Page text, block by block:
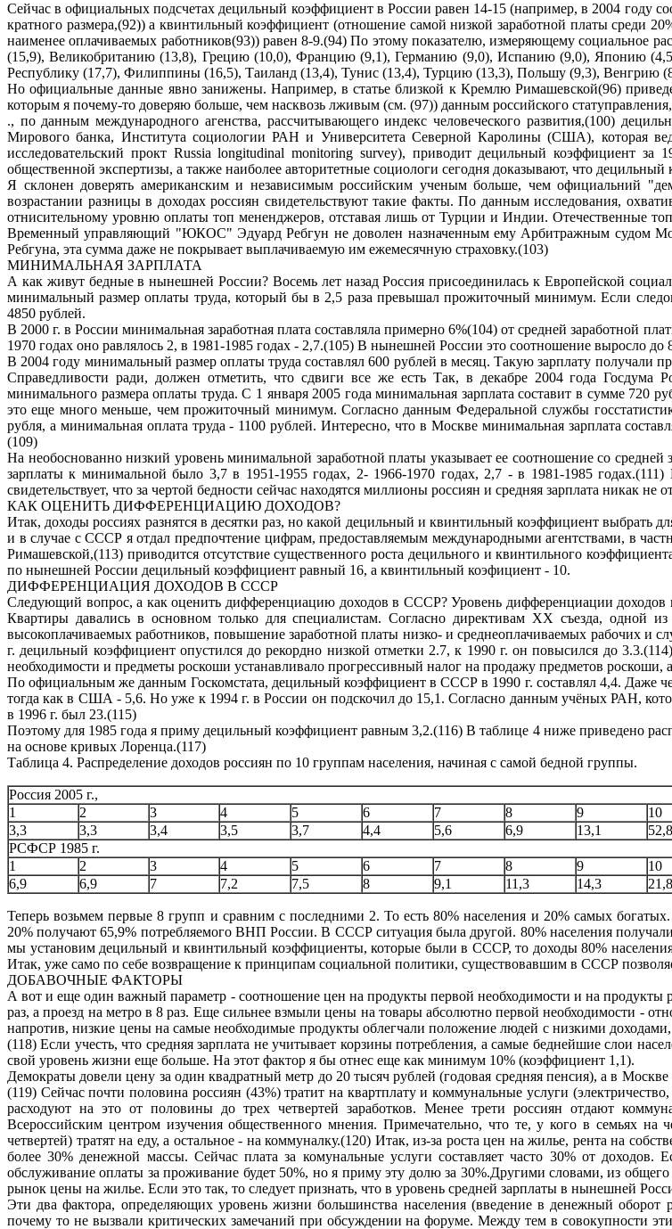
Сейчас в официальных подсчетах децильный коэффициент в России равен 14-15 (например, в 2004 году
кратного размера,(92)) а квинтильный коэффициент (отношение самой низкой заработной платы среди
наименее оплачиваемых работников(93)) равен 8-9.(94) По этому показателю, измеряющему социальное
(15,9), Великобританию (13,8), Грецию (10,0), Францию (9,1), Германию (9,0), Испанию (9,0), Японию
Республику (17,7), Филиппины (16,5), Таиланд (13,4), Тунис (13,4), Турцию (13,3), Польшу (9,3), Венгрию
Но официальные данные явно занижены. Например, в статье близкой к Кремлю Римашевской(96)
которым я почему-то доверяю больше, чем насквозь лживым (см. (97)) данным российского
., по данным международного агенства, рассчитывающего индекс человеческого развития,(100)
Мирового банка, Института социологии РАН и Университета Северной Каролины (США), которая
исследовательский прокт Russia longitudinal monitoring survey), приводит децильный коэффициент
общественной экспертизы, а также наиболее авторитетные социологи сегодня доказывают, что
Я склонен доверять американским и независимым российским ученым больше, чем официальний
возрастании разницы в доходах россиян свидетельствуют такие факты. По данным исследования,
отнисительному уровню оплаты топ мененджеров, отставая лишь от Турции и Индии. Отечественные
Временный управляющий "ЮКОС" Эдуард Ребгун не доволен назначенным ему Арбитражным судом
Ребгуна, эта сумма даже не покрывает выплачиваемую им ежемесячную страховку.(103)
МИНИМАЛЬНАЯ ЗАРПЛАТА
А как живут бедные в нынешней России? Восемь лет назад Россия присоединилась к Европейской
минимальный размер оплаты труда, который бы в 2,5 раза превышал прожиточный минимум. Если
4850 рублей.
В 2000 г. в России минимальная заработная плата составляла примерно 6%(104) от средней заработной
1970 годах оно равлялось 2, в 1981-1985 годах - 2,7.(105) В нынешней России это соотношение выросло до
В 2004 году минимальный размер оплаты труда составлял 600 рублей в месяц. Такую зарплату получали
Справедливости ради, должен отметить, что сдвиги все же есть Так, в декабре 2004 года Госдума
минимального размера оплаты труда. С 1 января 2005 года минимальная зарплата составит в сумме 720
это еще много меньше, чем прожиточный минимум. Согласно данным Федеральной службы
рубля, а минимальная оплата труда - 1100 рублей. Интересно, что в Москве минимальная зарплата
(109)
На необоснованно низкий уровень минимальной заработной платы указывает ее соотношение со
зарплаты к минимальной было 3,7 в 1951-1955 годах, 2- 1966-1970 годах, 2,7 - в 1981-1985
свидетельствует, что за чертой бедности сейчас находятся миллионы россиян и средняя зарплата никак не
КАК ОЦЕНИТЬ ДИФФЕРЕНЦИАЦИЮ ДОХОДОВ?
Итак, доходы россиях разнятся в десятки раз, но какой децильный и квинтильный коэффициент выбрать
и в случае с СССР я отдал предпочтение цифрам, предоставляемым международными агентствами, в
Римашевской,(113) приводится отсутствие существенного роста децильного и квинтильного
по нынешней России децильный коэффициент равный 16, а квинтильный коэфициент - 10.
ДИФФЕРЕНЦИАЦИЯ ДОХОДОВ В СССР
Следующий вопрос, а как оценить дифференциацию доходов в СССР? Уровень дифференциации доходов
Квартиры давались в основном только для специалистам. Согласно директивам ХХ съезда, одной
высокоплачиваемых работников, повышение заработной платы низко- и среднеоплачиваемых рабочих
г. децильный коэффициент опустился до рекордно низкой отметки 2.7, к 1990 г. он повысился до
необходимости и предметы роскоши устанавливало прогрессивный налог на продажу предметов роскоши,
По официальным же данным Госкомстата, децильный коэффициент в СССР в 1990 г. составлял 4,4. Даже
тогда как в США - 5,6. Но уже к 1994 г. в России он подскочил до 15,1. Согласно данным учёных РАН,
в 1996 г. был 23.(115)
Поэтому для 1985 года я приму децильный коэффициент равным 3,2.(116) В таблице 4 ниже приведено
на основе кривых Лоренца.(117)
Таблица 4. Распределение доходов россиян по 10 группам населения, начиная с самой бедной группы.
Россия 2005 г.,
1
2 3 4 5 6 7 8 9
10
3,3
3,3 3,4 3,5 3,7 4,4 5,6 6,9 13,1
52,8
РСФСР 1985 г.
1
2 3 4 5 6 7 8 9
10
6,9
6,9 7 7,2 7,5 8 9,1 11,3 14,3 21,8
Теперь возьмем первые 8 групп и сравним с последними 2. То есть 80% населения и 20% самых
20% получают 65,9% потребляемого ВНП России. В СССР ситуация была другой. 80% населения
мы установим децильный и квинтильный коэффициенты, которые были в СССР, то доходы 80% населения
Итак, уже само по себе возвращение к принципам социальной политики, существовавшим в СССР
ДОБАВОЧНЫЕ ФАКТОРЫ
А вот и еще один важный параметр - соотношение цен на продукты первой необходимости и на
раз, а проезд на метро в 8 раз. Еще сильнее взмыли цены на товары абсолютно первой необходимости -
напротив, низкие цены на самые необходимые продукты облегчали положение людей с низкими
(118) Если учесть, что средняя зарплата не учитывает корзины потребления, а самые беднейшие слои
свой уровень жизни еще больше. На этот фактор я бы отнес еще как минимум 10% (коэффициент 1,1).
Демократы довели цену за один квадратный метр до 20 тысяч рублей (годовая средняя пенсия), а в
(119) Сейчас почти половина россиян (43%) тратит на квартплату и коммунальные услуги
расходуют на это от половины до трех четвертей заработков. Менее трети россиян отдают
Всероссийским центром изучения общественного мнения. Примечательно, что те, у кого в семьях
четвертей) тратят на еду, а остальное - на коммуналку.(120) Итак, из-за роста цен на жилье, рента на
более 30% денежной массы. Сейчас плата за комунальные услуги составляет часто 30% от
обслуживание оплаты за проживание будет 50%, но я приму эту долю за 30%.Другими словами, из
рынок цены на жилье. Если это так, то следует признать, что в уровень средней зарплаты в нынешней
Эти два фактора, определяющих уровень жизни большинства населения (введение в денежный
почему то не вызвали критических замечаний при обсуждении на форуме. Между тем в совокупности